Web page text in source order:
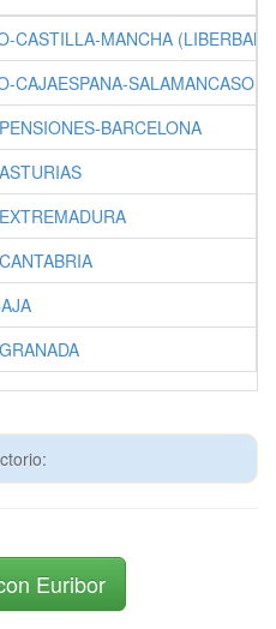
CASTILLA-MANCHA
CAJAESPANA-
BARCELONA
Euribor